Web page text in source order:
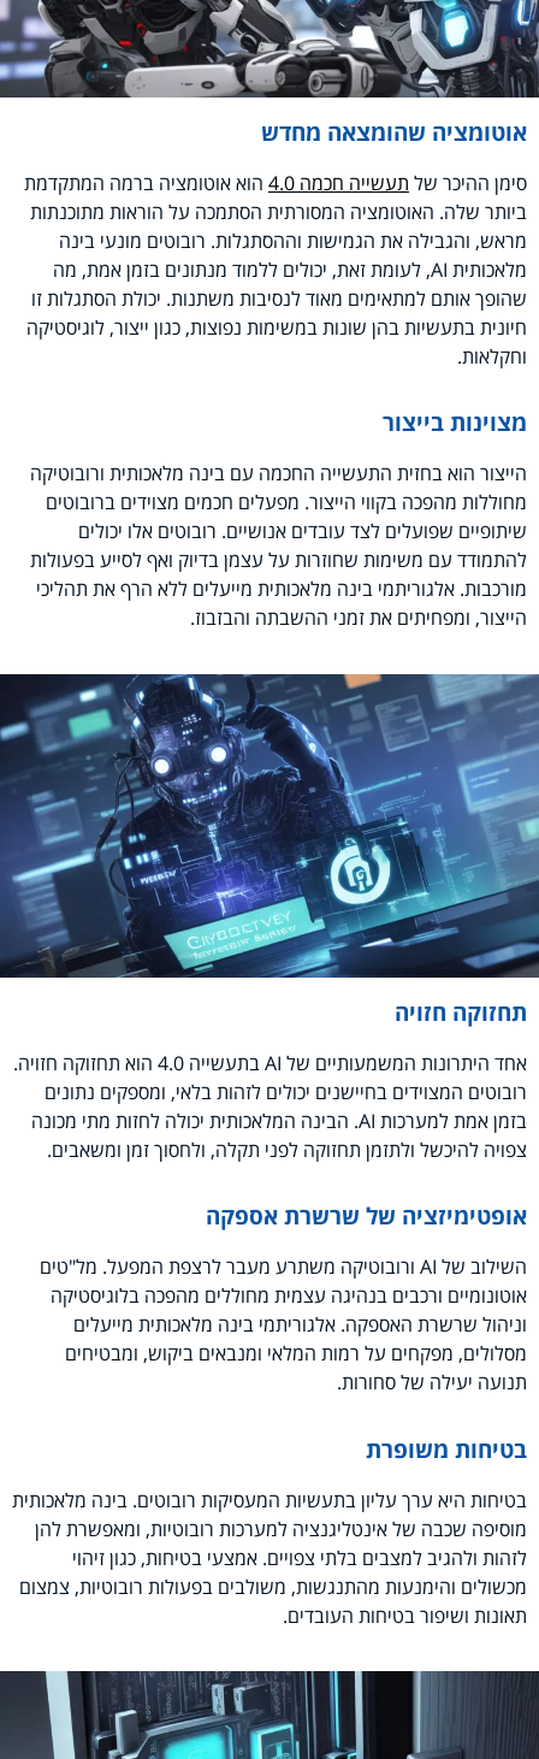
אוטומציה שהומצאה מחדש
סימן ההיכר של תעשייה חכמה 4.0
הוא אוטומציה ברמה המתקדמת
ביותר שלה. האוטומציה המסורתית הסתמכה על הוראות מתוכנתות
מראש, והגבילה את הגמישות וההסתגלות. רובוטים מונעי בינה
מלאכותית AI, לעומת זאת, יכולים ללמוד מנתונים בזמן אמת, מה
שהופך אותם למתאימים מאוד לנסיבות משתנות. יכולת הסתגלות זו
חיונית בתעשיות בהן שונות במשימות נפוצות, כגון ייצור, לוגיסטיקה
וחקלאות.
מצוינות בייצור
הייצור הוא בחזית התעשייה החכמה עם בינה מלאכותית ורובוטיקה
מחוללות מהפכה בקווי הייצור. מפעלים חכמים מצוידים ברובוטים
שיתופיים שפועלים לצד עובדים אנושיים. רובוטים אלו יכולים
להתמודד עם משימות שחוזרות על עצמן בדיוק ואף לסייע בפעולות
מורכבות. אלגוריתמי בינה מלאכותית מייעלים ללא הרף את תהליכי
הייצור, ומפחיתים את זמני ההשבתה והבזבוז.
תחזוקה חזויה
אחד היתרונות המשמעותיים של AI בתעשייה 4.0 הוא תחזוקה חזויה.
רובוטים המצוידים בחיישנים יכולים לזהות בלאי, ומספקים נתונים
בזמן אמת למערכות AI. הבינה המלאכותית יכולה לחזות מתי מכונה
צפויה להיכשל ולתזמן תחזוקה לפני תקלה, ולחסוך זמן ומשאבים.
אופטימיזציה של שרשרת אספקה
השילוב של AI ורובוטיקה משתרע מעבר לרצפת המפעל. מל"טים
אוטונומיים ורכבים בנהיגה עצמית מחוללים מהפכה בלוגיסטיקה
וניהול שרשרת האספקה. אלגוריתמי בינה מלאכותית מייעלים
מסלולים, מפקחים על רמות המלאי ומנבאים ביקוש, ומבטיחים
תנועה יעילה של סחורות.
בטיחות משופרת
בטיחות היא ערך עליון בתעשיות המעסיקות רובוטים. בינה מלאכותית
מוסיפה שכבה של אינטליגנציה למערכות רובוטיות, ומאפשרת להן
לזהות ולהגיב למצבים בלתי צפויים. אמצעי בטיחות, כגון זיהוי
מכשולים והימנעות מהתנגשות, משולבים בפעולות רובוטיות, צמצום
תאונות ושיפור בטיחות העובדים.